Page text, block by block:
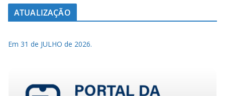
ATUALIZAÇÃO
Em 31 de JULHO de 2026.